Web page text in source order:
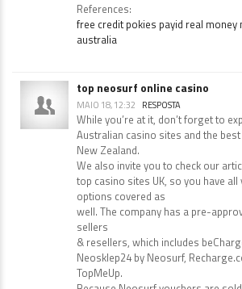
References:
free credit pokies payid real money
australia
top neosurf online casino
MAIO 18, 12:32 RESPOSTA
While you’re at it, don’t forget to
Australian casino sites and the
New Zealand.
We also invite you to check our
top casino sites UK, so you have
options covered as
well. The company has a pre-
sellers
& resellers, which includes
Neosklep24 by Neosurf,
TopMeUp.